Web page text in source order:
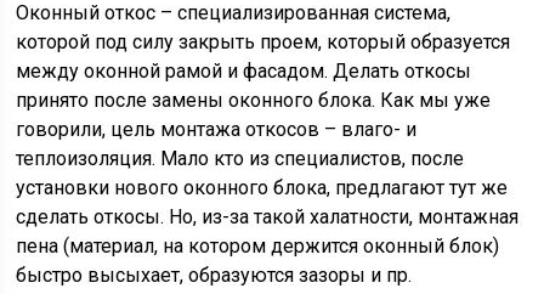
Оконный откос – специализированная система,
которой под силу закрыть проем, который образуется
между оконной рамой и фасадом. Делать откосы
принято после замены оконного блока. Как мы уже
говорили, цель монтажа откосов – влаго- и
теплоизоляция. Мало кто из специалистов, после
установки нового оконного блока, предлагают тут же
сделать откосы. Но, из-за такой халатности, монтажная
пена (материал, на котором держится оконный блок)
быстро высыхает, образуются зазоры и пр.